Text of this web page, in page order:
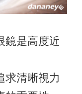
鏡是高度近
求清晰視力